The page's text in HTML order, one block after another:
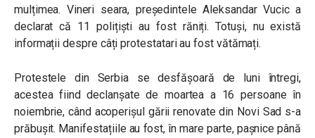
mulțimea. Vineri seara, președintele Aleksandar Vucic a
declarat că 11 polițiști au fost răniți. Totuși, nu există
informații despre câți protestatari au fost vătămați.
Protestele din Serbia se desfășoară de luni întregi,
acestea fiind declanșate de moartea a 16 persoane în
noiembrie, când acoperișul gării renovate din Novi Sad s-a
prăbușit. Manifestațiile au fost, în mare parte, pașnice până